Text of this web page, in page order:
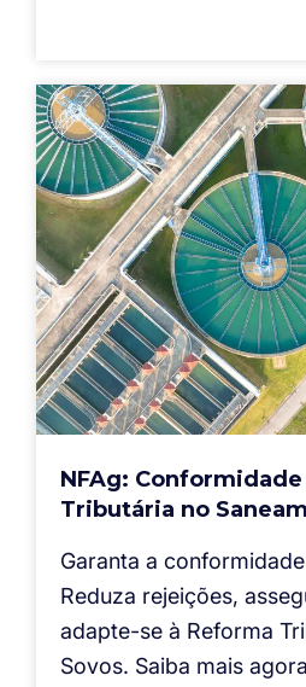
NFAg:
Tributária no
Garanta a
Reduza rejeições,
adapte-se à Reforma
Sovos. Saiba mais